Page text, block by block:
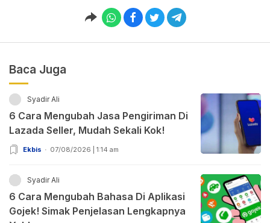
Baca Juga
Syadir Ali
6 Cara Mengubah Jasa Pengiriman Di
Lazada Seller, Mudah Sekali Kok!
Ekbis 07/08/2026 | 1:14 am
Syadir Ali
6 Cara Mengubah Bahasa Di Aplikasi
Gojek! Simak Penjelasan Lengkapnya